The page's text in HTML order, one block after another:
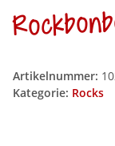
Artikelnummer:
Kategorie: Rocks